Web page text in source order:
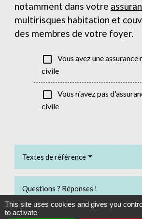
notamment dans votre
multirisques habitation et
des membres de votre foyer.
check_box_outline_blank
Vous avez une
civile
check_box_outline_blank
Vous n'avez pas
civile
Textes de référence
Questions ? Réponses !
Que peut faire un particulier
This site uses cookies and gives you
to activate